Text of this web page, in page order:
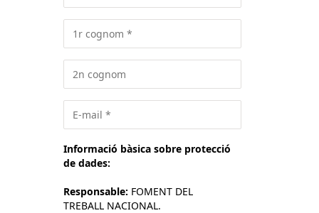
Informació bàsica sobre protecció
de dades:
Responsable: FOMENT DEL
TREBALL NACIONAL.